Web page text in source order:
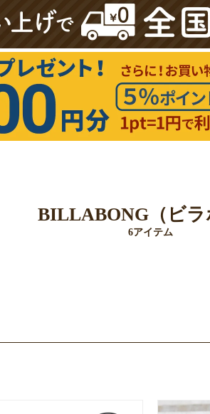
BILLABONG（ビラ
6アイテム